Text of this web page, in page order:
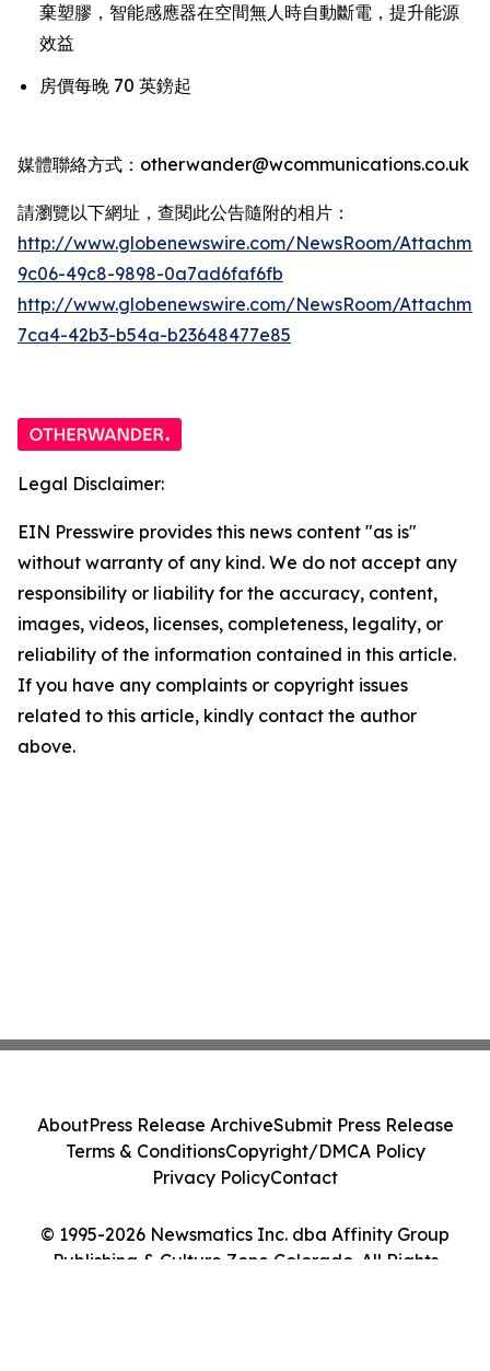
棄塑膠，智能感應器在空間無人時自動斷電，提升能源
效益
房價每晚 70 英鎊起
媒體聯絡方式：otherwander@wcommunications.co.uk
請瀏覽以下網址，查閱此公告隨附的相片：
http://www.globenewswire.com/NewsRoom/
9c06-49c8-9898-0a7ad6faf6fb
http://www.globenewswire.com/NewsRoom/
7ca4-42b3-b54a-b23648477e85
Legal Disclaimer:
EIN Presswire provides this news content "as is"
without warranty of any kind. We do not accept any
responsibility or liability for the accuracy, content,
images, videos, licenses, completeness, legality, or
reliability of the information contained in this article.
If you have any complaints or copyright issues
related to this article, kindly contact the author
above.
© 1995-2026 Newsmatics Inc. dba Affinity Group
Publishing & Culture Zone Colorado. All Rights
AboutPress Release ArchiveSubmit Press Release
Terms & ConditionsCopyright/DMCA Policy
Privacy PolicyContact